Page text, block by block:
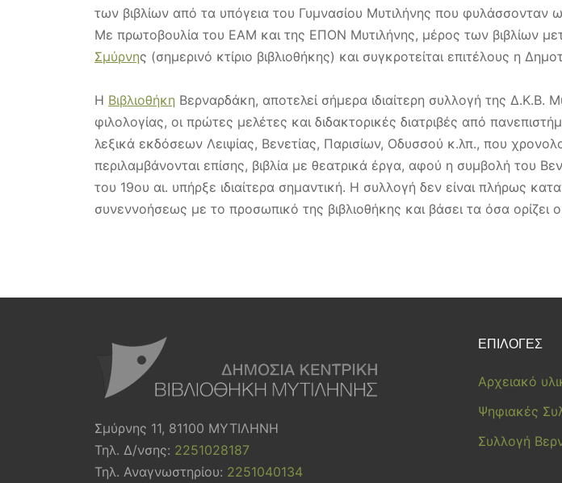
των βιβλίων από τα υπόγεια του Γυμνασίου Μυτιλήνης που
Με πρωτοβουλία του ΕΑΜ και της ΕΠΟΝ Μυτιλήνης, μέρος των βιβλίων
Σμύρνης (σημερινό κτίριο βιβλιοθήκης) και συγκροτείται επιτέλους η
Η Βιβλιοθήκη Βερναρδάκη, αποτελεί σήμερα ιδιαίτερη συλλογή της Δ.Κ.Β.
φιλολογίας, οι πρώτες μελέτες και διδακτορικές διατριβές από
λεξικά εκδόσεων Λειψίας, Βενετίας, Παρισίων, Οδυσσού κ.λπ., που
περιλαμβάνονται επίσης, βιβλία με θεατρικά έργα, αφού η συμβολή του
του 19ου αι. υπήρξε ιδιαίτερα σημαντική. Η συλλογή δεν είναι πλήρως
συνεννοήσεως με το προσωπικό της βιβλιοθήκης και βάσει τα όσα ορίζει
Σμύρνης 11, 81100 ΜΥΤΙΛΗΝΗ
Τηλ. Δ/νσης: 2251028187
Τηλ. Αναγνωστηρίου: 2251040134
ΕΠΙΛΟΓΕΣ
Αρχειακό
Ψηφιακές
Συλλογή